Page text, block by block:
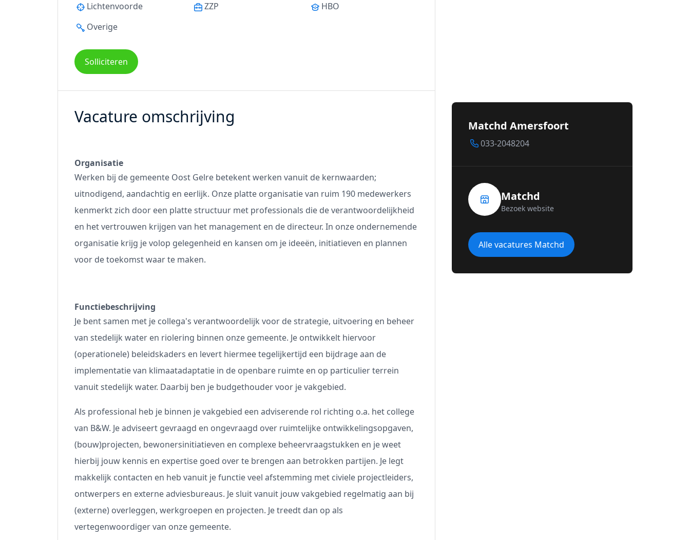
Lichtenvoorde ZZP
HBO
Overige
Solliciteren
Vacature omschrijving
Organisatie
Werken bij de gemeente Oost Gelre betekent werken vanuit de kernwaarden;
uitnodigend, aandachtig en eerlijk. Onze platte organisatie van ruim 190 medewerkers
kenmerkt zich door een platte structuur met professionals die de verantwoordelijkheid
en het vertrouwen krijgen van het management en de directeur. In onze ondernemende
organisatie krijg je volop gelegenheid en kansen om je ideeën, initiatieven en plannen
voor de toekomst waar te maken.
Functiebeschrijving
Je bent samen met je collega's verantwoordelijk voor de strategie, uitvoering en beheer
van stedelijk water en riolering binnen onze gemeente. Je ontwikkelt hiervoor
(operationele) beleidskaders en levert hiermee tegelijkertijd een bijdrage aan de
implementatie van klimaatadaptatie in de openbare ruimte en op particulier terrein
vanuit stedelijk water. Daarbij ben je budgethouder voor je vakgebied.
Als professional heb je binnen je vakgebied een adviserende rol richting o.a. het college
van B&W. Je adviseert gevraagd en ongevraagd over ruimtelijke ontwikkelingsopgaven,
(bouw)projecten, bewonersinitiatieven en complexe beheervraagstukken en je weet
hierbij jouw kennis en expertise goed over te brengen aan betrokken partijen. Je legt
makkelijk contacten en heb vanuit je functie veel afstemming met civiele projectleiders,
ontwerpers en externe adviesbureaus. Je sluit vanuit jouw vakgebied regelmatig aan bij
(externe) overleggen, werkgroepen en projecten. Je treedt dan op als
vertegenwoordiger van onze gemeente.
Matchd Amersfoort
033-2048204
Matchd
Bezoek website
Alle vacatures Matchd